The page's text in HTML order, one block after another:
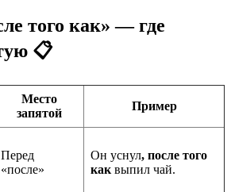
того как» — где
📋
Место
запятой
Пример
Перед
«после»
Он уснул, после того
как выпил чай.